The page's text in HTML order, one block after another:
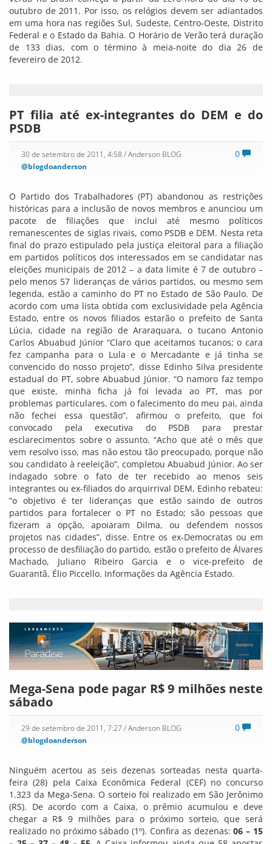
outubro de 2011. Por isso, os relógios devem ser adiantados
em uma hora nas regiões Sul, Sudeste, Centro-Oeste, Distrito
Federal e o Estado da Bahia. O Horário de Verão terá duração
de 133 dias, com o término à meia-noite do dia 26 de
fevereiro de 2012.
PT filia até ex-integrantes do DEM e do
PSDB
0
30 de setembro de 2011, 4:58 / Anderson BLOG
@blogdoanderson
O Partido dos Trabalhadores (PT) abandonou as restrições
históricas para a inclusão de novos membros e anunciou um
pacote de filiações que inclui até mesmo políticos
remanescentes de siglas rivais, como PSDB e DEM. Nesta reta
final do prazo estipulado pela justiça eleitoral para a filiação
em partidos políticos dos interessados em se candidatar nas
eleições municipais de 2012 – a data limite é 7 de outubro –
pelo menos 57 lideranças de vários partidos, ou mesmo sem
legenda, estão a caminho do PT no Estado de São Paulo. De
acordo com uma lista obtida com exclusividade pela Agência
Estado, entre os novos filiados estarão o prefeito de Santa
Lúcia, cidade na região de Araraquara, o tucano Antonio
Carlos Abuabud Júnior “Claro que aceitamos tucanos; o cara
fez campanha para o Lula e o Mercadante e já tinha se
convencido do nosso projeto”, disse Edinho Silva presidente
estadual do PT, sobre Abuabud Júnior. “O namoro faz tempo
que existe, minha ficha já foi levada ao PT, mas por
problemas particulares, com o falecimento do meu pai, ainda
não fechei essa questão”, afirmou o prefeito, que foi
convocado pela executiva do PSDB para prestar
esclarecimentos sobre o assunto. “Acho que até o mês que
vem resolvo isso, mas não estou tão preocupado, porque não
sou candidato à reeleição”, completou Abuabud Júnior. Ao ser
indagado sobre o fato de ter recebido ao menos seis
integrantes ou ex-filiados do arquirrival DEM, Edinho rebateu:
“o objetivo é ter lideranças que estão saindo de outros
partidos para fortalecer o PT no Estado; são pessoas que
fizeram a opção, apoiaram Dilma, ou defendem nossos
projetos nas cidades”, disse. Entre os ex-Democratas ou em
processo de desfiliação do partido, estão o prefeito de Álvares
Machado, Juliano Ribeiro Garcia e o vice-prefeito de
Guarantã, Élio Piccello. Informações da Agência Estado.
Mega-Sena pode pagar R$ 9 milhões neste
sábado
0
29 de setembro de 2011, 7:27 / Anderson BLOG
@blogdoanderson
Ninguém acertou as seis dezenas sorteadas nesta quarta-
feira (28) pela Caixa Econômica Federal (CEF) no concurso
1.323 da Mega-Sena. O sorteio foi realizado em São Jerônimo
(RS). De acordo com a Caixa, o prêmio acumulou e deve
chegar a R$ 9 milhões para o próximo sorteio, que será
realizado no próximo sábado (1º). Confira as dezenas:06 – 15